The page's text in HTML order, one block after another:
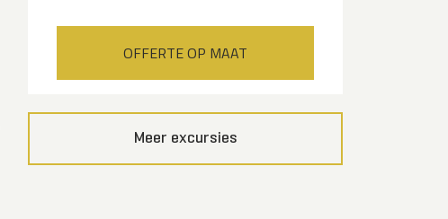
OFFERTE OP MAAT
Meer excursies